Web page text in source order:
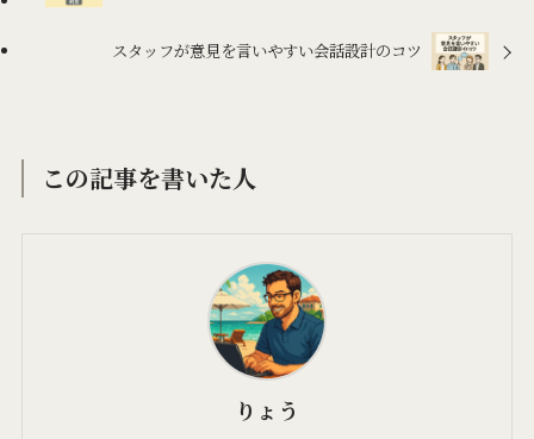
スタッフが意見を言いやすい会話設計のコツ
この記事を書いた人
りょう